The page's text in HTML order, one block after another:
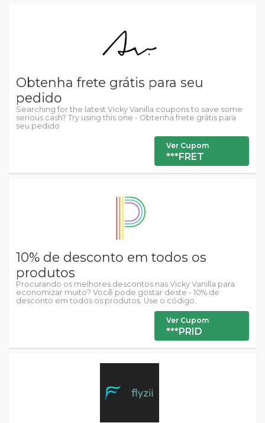
Obtenha frete grátis para seu
pedido
Searching for the latest Vicky Vanilla coupons to save some
serious cash? Try using this one - Obtenha frete grátis para
seu pedido
Ver Cupom
***FRET
10% de desconto em todos os
produtos
Procurando os melhores descontos nas Vicky Vanilla para
economizar muito? Você pode gostar deste - 10% de
desconto em todos os produtos. Use o código.
Ver Cupom
***PRID